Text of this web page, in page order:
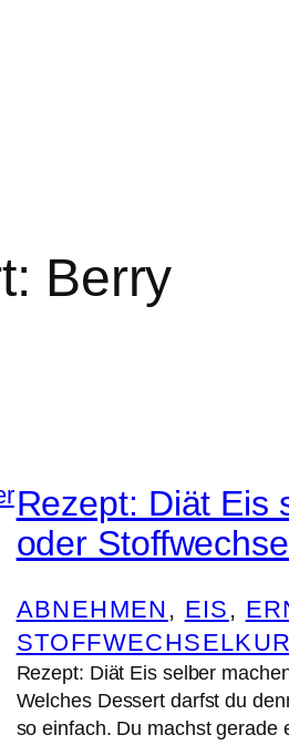
Berry
Rezept: Diät Eis
oder
ABNEHMEN , EIS ,
STOFFWECHSELKUR
Rezept: Diät Eis selber
Welches Dessert darfst du
so einfach. Du machst gerade